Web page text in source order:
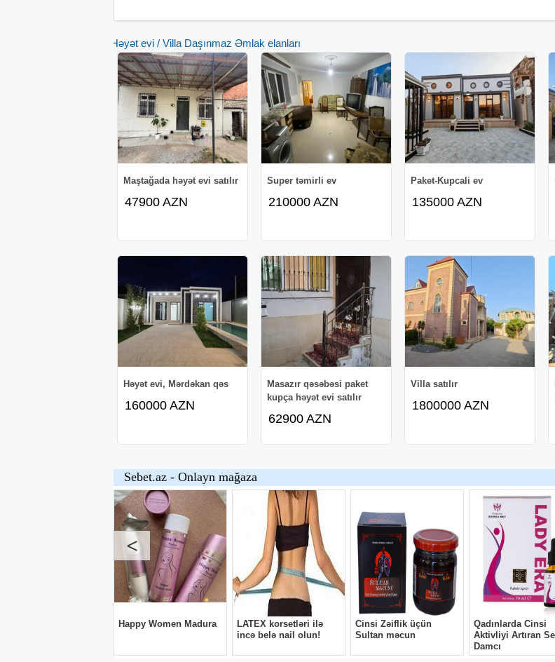
Həyət evi / Villa Daşınmaz Əmlak elanları
Maştağada həyət evi satılır
47900 AZN
Super təmirli ev
210000 AZN
Paket-Kupcali ev
135000 AZN
Həyət evi, Mərdəkan qəs
160000 AZN
Masazır qəsəbəsi paket
kupça həyət evi satılır
62900 AZN
Villa satılır
1800000 AZN